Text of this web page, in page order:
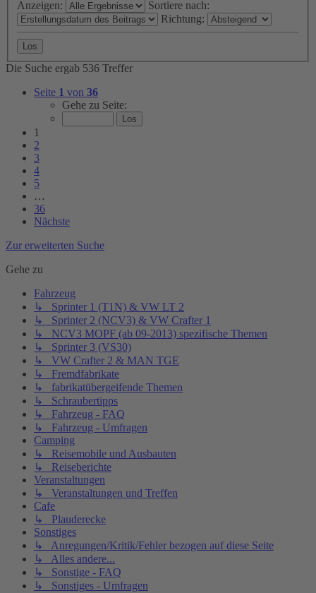
Anzeigen:
Sortiere nach:
Richtung:
Die Suche ergab 536 Treffer
Seite 1 von 36
Gehe zu Seite:
1
2
3
4
5
…
36
Nächste
Zur erweiterten Suche
Gehe zu
Fahrzeug
↳ Sprinter 1 (T1N) & VW LT 2
↳ Sprinter 2 (NCV3) & VW Crafter 1
↳ NCV3 MOPF (ab 09-2013) spezifische Themen
↳ Sprinter 3 (VS30)
↳ VW Crafter 2 & MAN TGE
↳ Fremdfabrikate
↳ fabrikatübergeifende Themen
↳ Schraubertipps
↳ Fahrzeug - FAQ
↳ Fahrzeug - Umfragen
Camping
↳ Reisemobile und Ausbauten
↳ Reiseberichte
Veranstaltungen
↳ Veranstaltungen und Treffen
Cafe
↳ Plauderecke
Sonstiges
↳ Anregungen/Kritik/Fehler bezogen auf diese Seite
↳ Alles andere...
↳ Sonstige - FAQ
↳ Sonstiges - Umfragen